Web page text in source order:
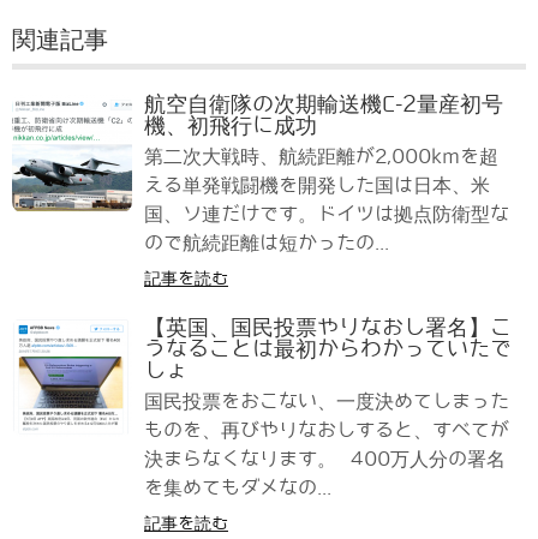
関連記事
航空自衛隊の次期輸送機C-2量産初号
機、初飛行に成功
第二次大戦時、航続距離が2,000kmを超
える単発戦闘機を開発した国は日本、米
国、ソ連だけです。ドイツは拠点防衛型な
ので航続距離は短かったの...
記事を読む
【英国、国民投票やりなおし署名】こ
うなることは最初からわかっていたで
しょ
国民投票をおこない、一度決めてしまった
ものを、再びやりなおしすると、すべてが
決まらなくなります。 400万人分の署名
を集めてもダメなの...
記事を読む